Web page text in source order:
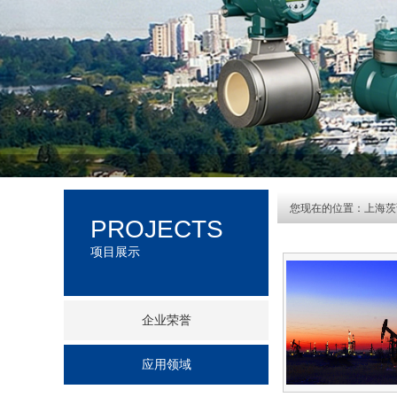
您现在的位置： 上海
PROJECTS
项目展示
企业荣誉
应用领域